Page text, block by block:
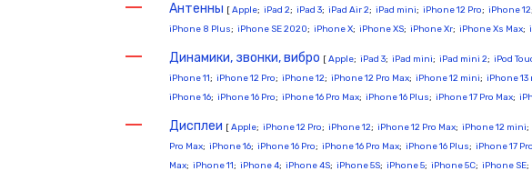
Антенны [Apple; iPad 2; iPad 3; iPad Air 2; iPad mini; iPhone 12 Pro; iPhone 12;
iPhone 8 Plus; iPhone SE 2020; iPhone X; iPhone XS; iPhone Xr; iPhone Xs Max;
Динамики, звонки, вибро [Apple; iPad 3; iPad mini; iPad mini 2; iPod
iPhone 11; iPhone 12 Pro; iPhone 12; iPhone 12 Pro Max; iPhone 12 mini; iPhone 13
iPhone 16; iPhone 16 Pro; iPhone 16 Pro Max; iPhone 16 Plus; iPhone 17 Pro Max;
Дисплеи [Apple; iPhone 12 Pro; iPhone 12; iPhone 12 Pro Max; iPhone 12 mini;
Pro Max; iPhone 16; iPhone 16 Pro; iPhone 16 Pro Max; iPhone 16 Plus; iPhone 17
Max; iPhone 11; iPhone 4; iPhone 4S; iPhone 5S; iPhone 5; iPhone 5C; iPhone SE;